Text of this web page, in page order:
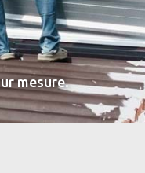
mesure.